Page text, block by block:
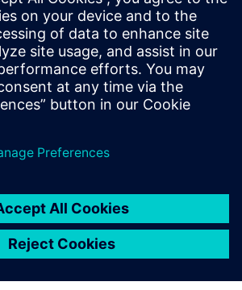
Opcenter Execution Pharma
zmagati v dirki s časom,
zapise o serijah za farmacevtsko